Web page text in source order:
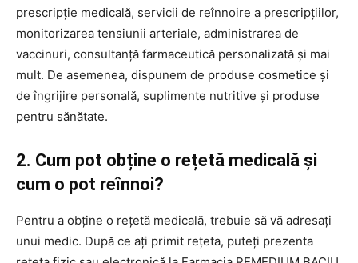
prescripție medicală, servicii de reînnoire a prescripțiilor,
monitorizarea tensiunii arteriale, administrarea de
vaccinuri, consultanță farmaceutică personalizată și mai
mult. De asemenea, dispunem de produse cosmetice și
de îngrijire personală, suplimente nutritive și produse
pentru sănătate.
2. Cum pot obține o rețetă medicală și
cum o pot reînnoi?
Pentru a obține o rețetă medicală, trebuie să vă adresați
unui medic. După ce ați primit rețeta, puteți prezenta